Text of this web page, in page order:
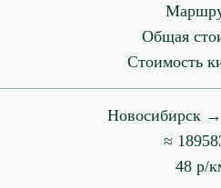
Общая
Стоимость
Новосибирск
≈
48 р/